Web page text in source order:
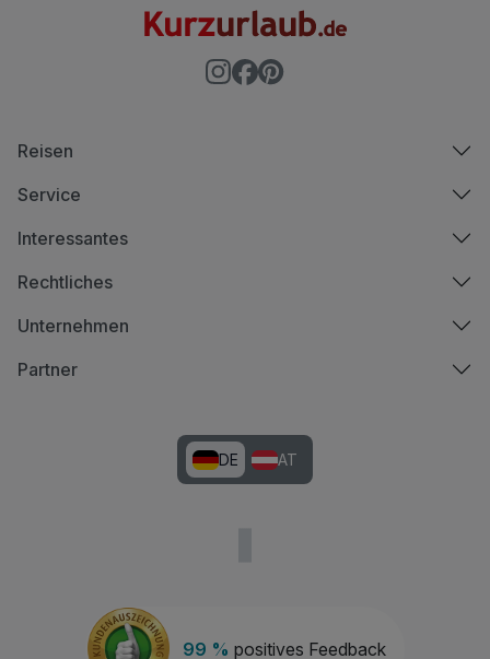
99 % positives Feedback
Reisen
Service
Interessantes
Rechtliches
Unternehmen
Partner
DE AT